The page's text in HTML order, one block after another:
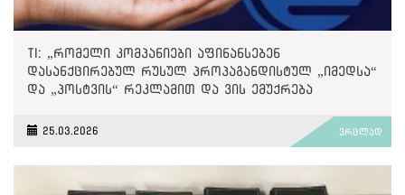
TI: „რომელი კომპანიები აფინანსებენ
დასანქცირებულ რუსულ პროპაგანდისტულ „იმედსა“
და „პოსტვის“ რეკლამით და ვის ემუქრება
25.03.2026 ვრცლად